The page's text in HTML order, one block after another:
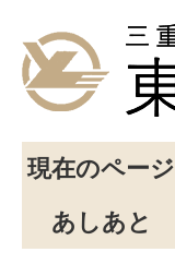
現在のページ
あしあと